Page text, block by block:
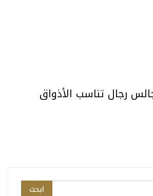
رجال تناسب الأذواق